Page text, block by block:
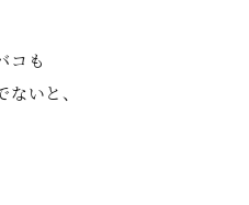
コも
いと、